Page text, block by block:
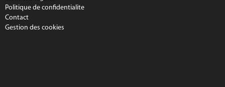
Politique de confidentialite
Contact
Gestion des cookies